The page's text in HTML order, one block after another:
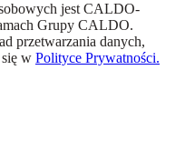
jest CALDO-
Grupy CALDO.
przetwarzania danych,
w Polityce Prywatności.